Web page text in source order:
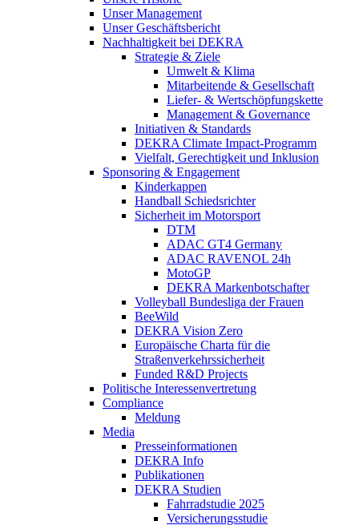
Unser Management
Unser Geschäftsbericht
Nachhaltigkeit bei DEKRA
Strategie & Ziele
Umwelt & Klima
Mitarbeitende & Gesellschaft
Liefer- & Wertschöpfungskette
Management & Governance
Initiativen & Standards
DEKRA Climate Impact-Programm
Vielfalt, Gerechtigkeit und Inklusion​
Sponsoring & Engagement
Kinderkappen
Handball Schiedsrichter
Sicherheit im Motorsport
DTM
ADAC GT4 Germany
ADAC RAVENOL 24h
MotoGP
DEKRA Markenbotschafter
Volleyball Bundesliga der Frauen
BeeWild
DEKRA Vision Zero
Europäische Charta für die
Straßenverkehrssicherheit
Funded R&D Projects
Politische Interessenvertretung
Compliance
Meldung
Media
Presseinformationen
DEKRA Info
Publikationen
DEKRA Studien
Fahrradstudie 2025
Versicherungsstudie